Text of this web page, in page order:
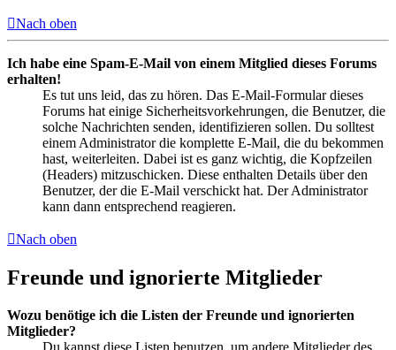
Nach oben
Ich habe eine Spam-E-Mail von einem Mitglied dieses Forums
erhalten!
Es tut uns leid, das zu hören. Das E-Mail-Formular dieses
Forums hat einige Sicherheitsvorkehrungen, die Benutzer, die
solche Nachrichten senden, identifizieren sollen. Du solltest
einem Administrator die komplette E-Mail, die du bekommen
hast, weiterleiten. Dabei ist es ganz wichtig, die Kopfzeilen
(Headers) mitzuschicken. Diese enthalten Details über den
Benutzer, der die E-Mail verschickt hat. Der Administrator
kann dann entsprechend reagieren.
Nach oben
Freunde und ignorierte Mitglieder
Wozu benötige ich die Listen der Freunde und ignorierten
Mitglieder?
Du kannst diese Listen benutzen, um andere Mitglieder des